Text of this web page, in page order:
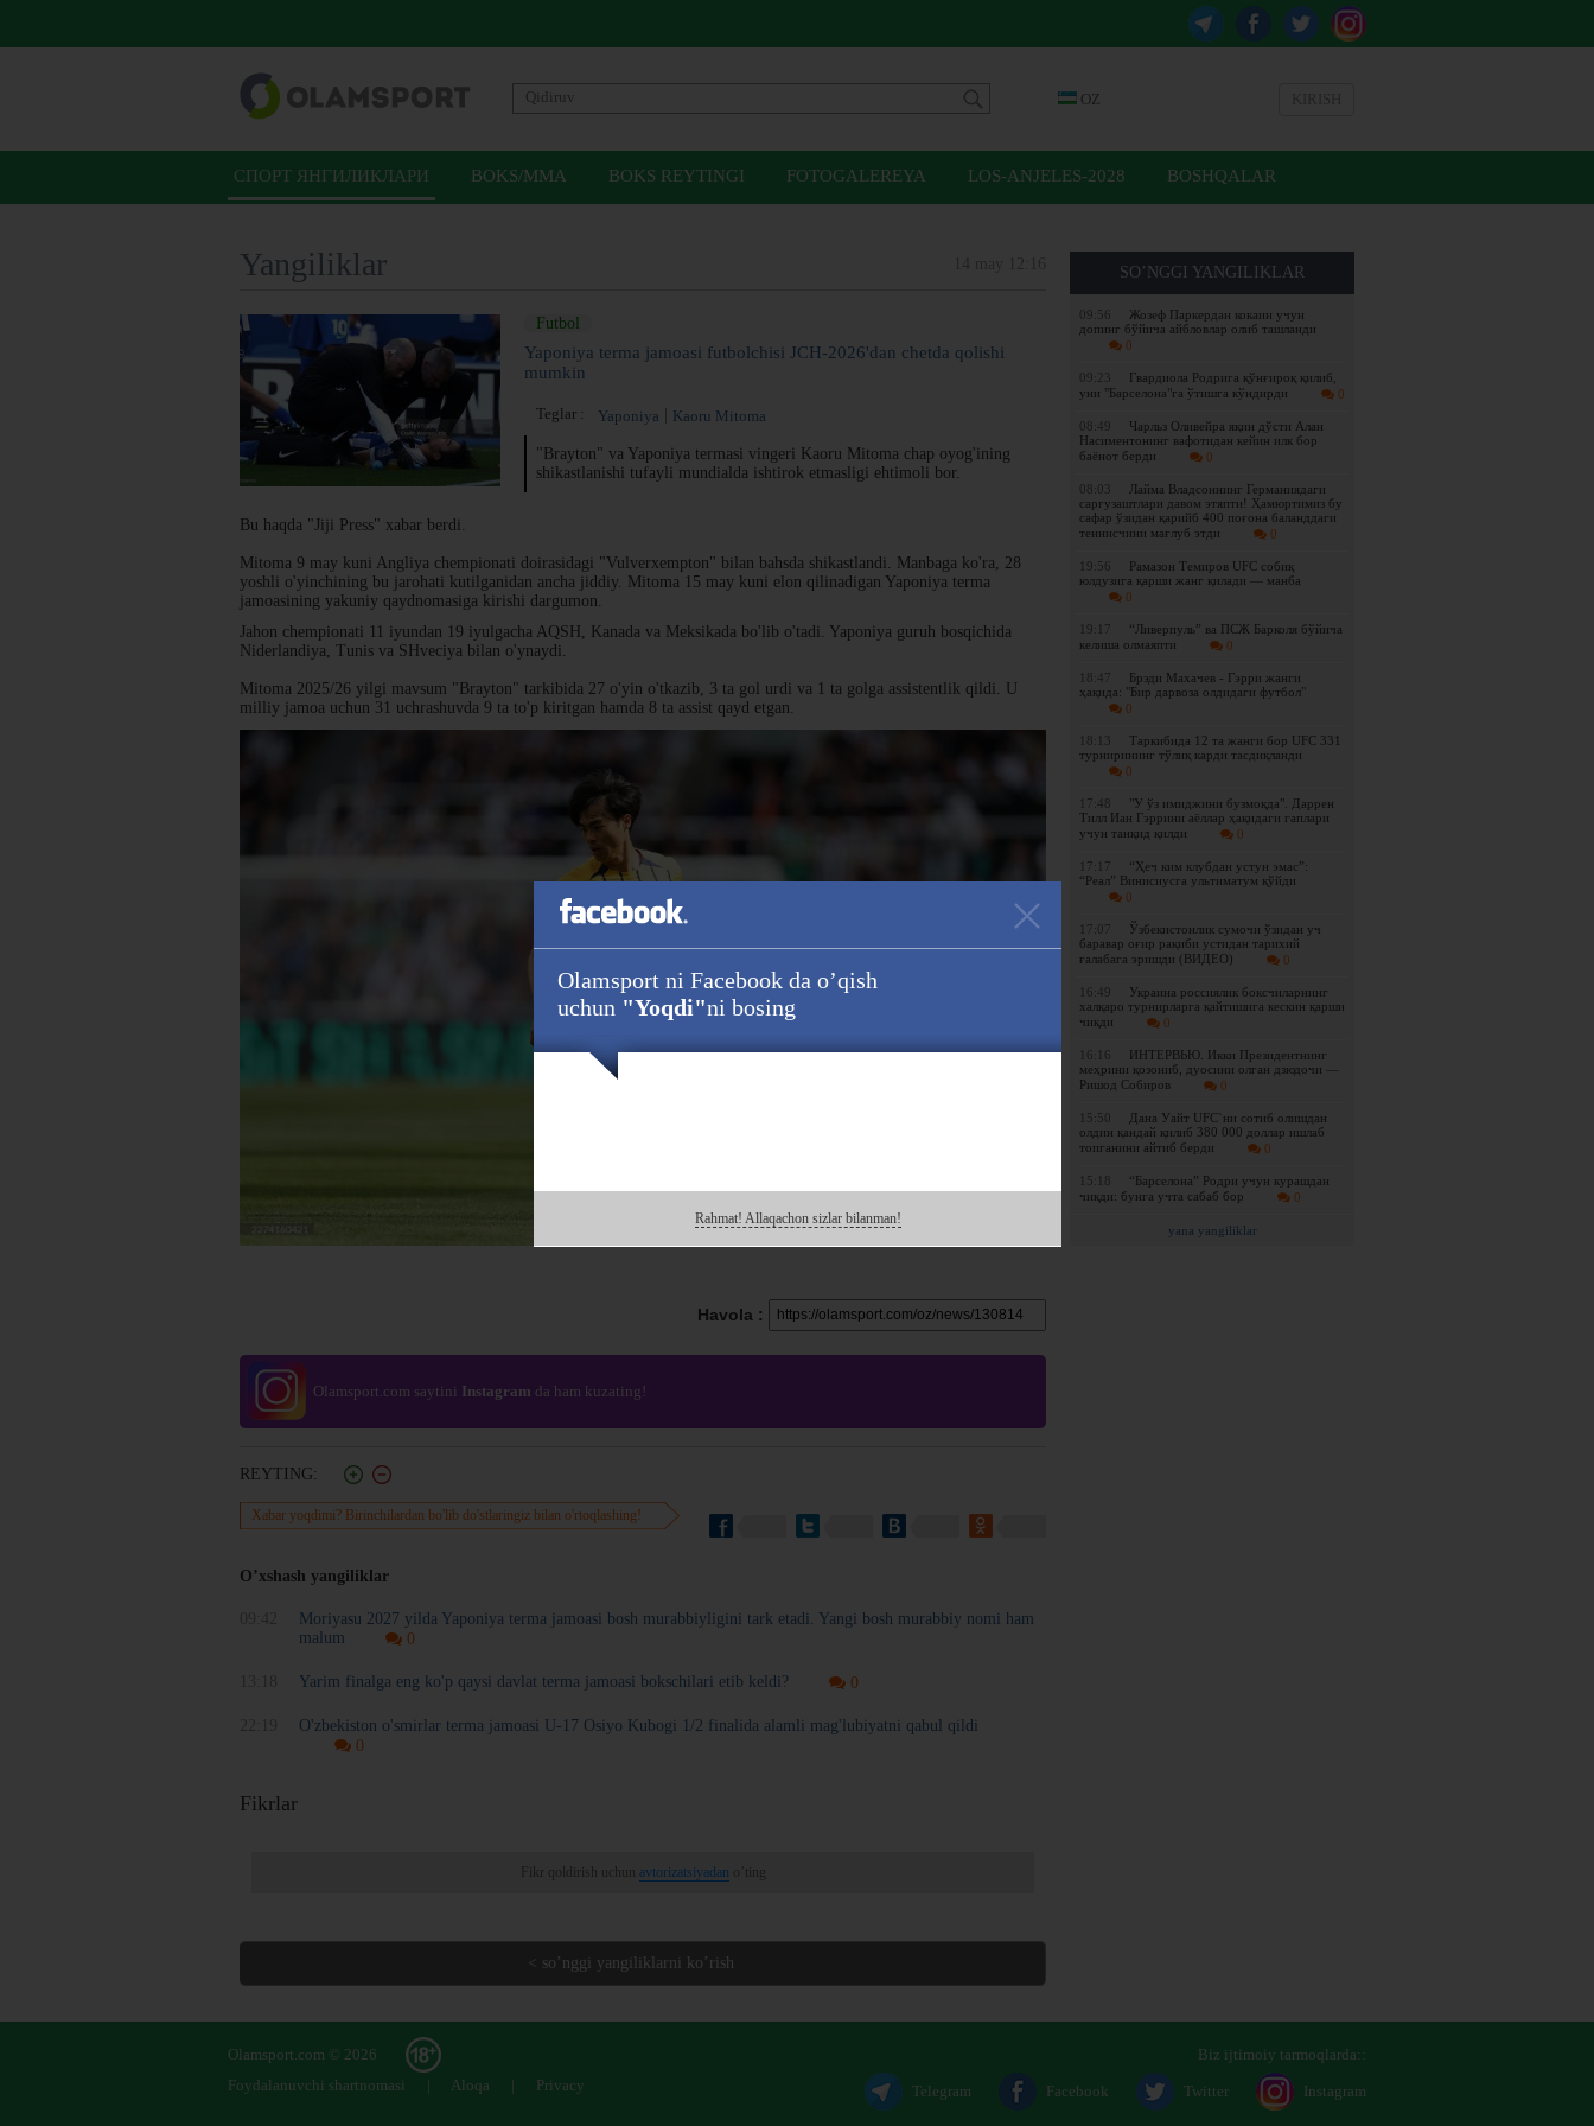
OZ
СПОРТ ЯНГИЛИКЛАРИ BOKS/MMA BOKS REYTINGI FOTOGALEREYA LOS-ANJELES-2028 BOSHQALAR
SO’NGGI YANGILIKLAR
09:56
Жозеф Паркердан кокаин учун
допинг бўйича айбловлар олиб ташланди
0
09:23
Гвардиола Родрига қўнғироқ қилиб,
уни "Барселона"га ўтишга кўндирди
0
08:49
Чарльз Оливейра яқин дўсти Алан
Насиментонинг вафотидан кейин илк бор
баёнот берди
0
08:03
Лайма Владсоннинг Германиядаги
саргузаштлари давом этяпти! Ҳамюртимиз бу
сафар ўзидан қарийб 400 поғона баланддаги
теннисчини мағлуб этди
0
19:56
Рамазон Темиров UFC собиқ
юлдузига қарши жанг қилади — манба
0
19:17
“Ливерпуль” ва ПСЖ Барколя бўйича
келиша олмаяпти
0
18:47
Брэди Махачев - Гэрри жанги
ҳақида: "Бир дарвоза олдидаги футбол"
0
18:13
Таркибида 12 та жанги бор UFC 331
турнирининг тўлиқ карди тасдиқланди
0
17:48
"У ўз имиджини бузмоқда". Даррен
Тилл Иан Гэррини аёллар ҳақидаги гаплари
учун танқид қилди
0
17:17
“Ҳеч ким клубдан устун эмас”:
“Реал” Винисиусга ультиматум қўйди
0
17:07
Ўзбекистонлик сумочи ўзидан уч
баравар оғир рақиби устидан тарихий
ғалабага эришди (ВИДЕО)
0
16:49
Украина россиялик боксчиларнинг
халқаро турнирларга қайтишига кескин қарши
чиқди
0
16:16
ИНТЕРВЬЮ. Икки Президентнинг
меҳрини қозониб, дуосини олган дзюдочи —
Ришод Собиров
0
15:50
Дана Уайт UFC`ни сотиб олишдан
олдин қандай қилиб 380 000 доллар ишлаб
топганини айтиб берди
0
15:18
“Барселона” Родри учун курашдан
чиқди: бунга учта сабаб бор
0
yana yangiliklar
Yangiliklar
Futbol
Yaponiya terma jamoasi futbolchisi JCH-2026'dan chetda qolishi
mumkin
Teglar : Yaponiya Kaoru Mitoma
"Brayton" va Yaponiya termasi vingeri Kaoru Mitoma chap oyog'ining
shikastlanishi tufayli mundialda ishtirok etmasligi ehtimoli bor.
Bu haqda "Jiji Press" xabar berdi.
Mitoma 9 may kuni Angliya chempionati doirasidagi "Vulverxempton" bilan bahsda shikastlandi. Manbaga ko'ra, 28
yoshli o'yinchining bu jarohati kutilganidan ancha jiddiy. Mitoma 15 may kuni elon qilinadigan Yaponiya terma
jamoasining yakuniy qaydnomasiga kirishi dargumon.
Jahon chempionati 11 iyundan 19 iyulgacha AQSH, Kanada va Meksikada bo'lib o'tadi. Yaponiya guruh bosqichida
Niderlandiya, Tunis va SHveciya bilan o'ynaydi.
Mitoma 2025/26 yilgi mavsum "Brayton" tarkibida 27 o'yin o'tkazib, 3 ta gol urdi va 1 ta golga assistentlik qildi. U
milliy jamoa uchun 31 uchrashuvda 9 ta to'p kiritgan hamda 8 ta assist qayd etgan.
Havola :
Olamsport.com saytini Instagram da ham kuzating!
REYTING:
Xabar yoqdimi? Birinchilardan bo'lib do'stlaringiz bilan o'rtoqlashing!
O’xshash yangiliklar
Moriyasu 2027 yilda Yaponiya terma jamoasi bosh murabbiyligini tark etadi. Yangi bosh murabbiy nomi ham
malum
0
Yarim finalga eng ko'p qaysi davlat terma jamoasi bokschilari etib keldi? 0
O'zbekiston o'smirlar terma jamoasi U-17 Osiyo Kubogi 1/2 finalida alamli mag'lubiyatni qabul qildi
0
Fikrlar
Fikr qoldirish uchun avtorizatsiyadan o’ting
< so’nggi yangiliklarni ko’rish
Biz ijtimoiy tarmoqlarda::
Telegram Facebook Twitter Instagram
Olamsport.com © 2026
Foydalanuvchi shartnomasi
| Aloqa | Privacy
Olamsport ni Facebook da o’qish
uchun "Yoqdi"ni bosing
Rahmat! Allaqachon sizlar bilanman!